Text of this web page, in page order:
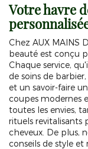
Votre havre
Chez AUX MAINS
beauté est conçu
Chaque service,
de soins de
et un savoir-faire
coupes modernes
toutes les envies,
rituels revitalisants
cheveux. De plus,
conseils de style